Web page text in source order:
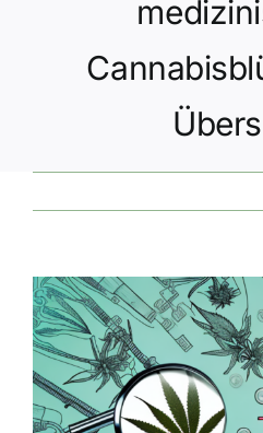
Datenschutz
Zeige
grösseres
Bild